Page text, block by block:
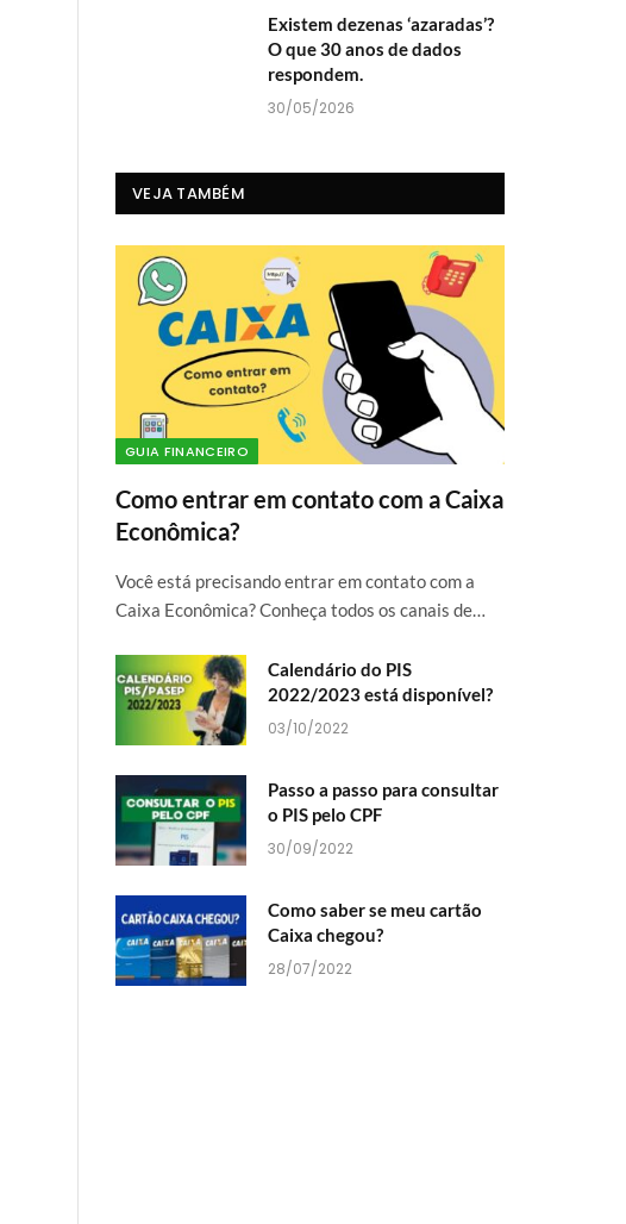
Existem dezenas ‘azaradas’?
O que 30 anos de dados
respondem.
30/05/2026
VEJA TAMBÉM
GUIA FINANCEIRO
Como entrar em contato com a Caixa
Econômica?
Você está precisando entrar em contato com a
Caixa Econômica? Conheça todos os canais de…
Calendário do PIS
2022/2023 está disponível?
03/10/2022
Passo a passo para consultar
o PIS pelo CPF
30/09/2022
Como saber se meu cartão
Caixa chegou?
28/07/2022